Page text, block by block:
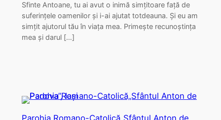
Sfinte Antoane, tu ai avut o inimă simţitoare faţă de
suferinţele oamenilor şi i-ai ajutat totdeauna. Şi eu am
simţit ajutorul tău în viaţa mea. Primeşte recunoştinţa
mea şi darul […]